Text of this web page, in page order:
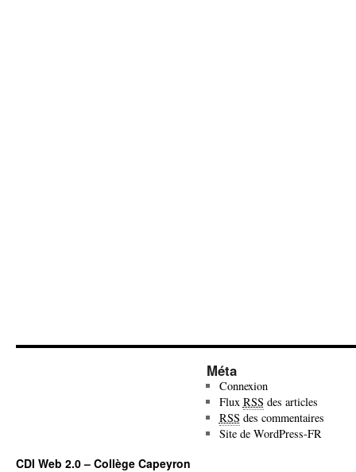
Méta
Connexion
Flux RSS des articles
RSS des commentaires
Site de WordPress-FR
CDI Web 2.0 – Collège Capeyron